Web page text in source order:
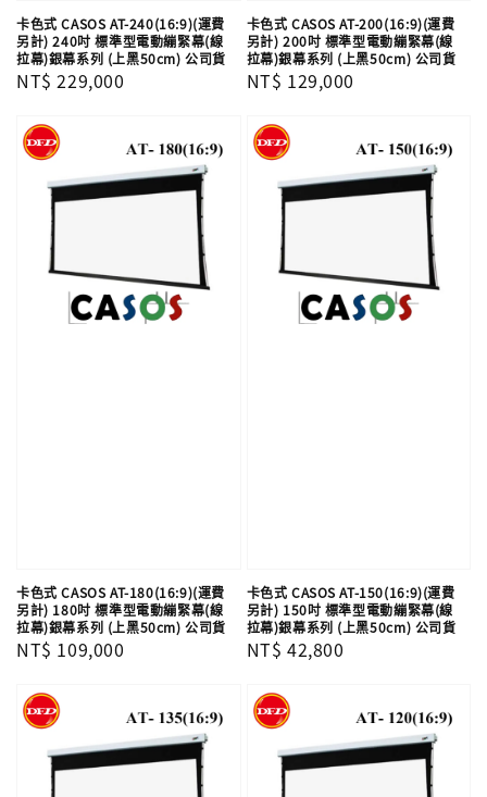
卡色式 CASOS AT-240(16:9)(運費
另計) 240吋 標準型電動繃緊幕(線
拉幕)銀幕系列 (上黑50cm) 公司貨
Regular
NT$ 229,000
卡色式 CASOS AT-200(16:9)(運費
另計) 200吋 標準型電動繃緊幕(線
拉幕)銀幕系列 (上黑50cm) 公司貨
Regular
NT$ 129,000
卡色式 CASOS AT-180(16:9)(運費
另計) 180吋 標準型電動繃緊幕(線
拉幕)銀幕系列 (上黑50cm) 公司貨
Regular
NT$ 109,000
卡色式 CASOS AT-150(16:9)(運費
另計) 150吋 標準型電動繃緊幕(線
拉幕)銀幕系列 (上黑50cm) 公司貨
Regular
NT$ 42,800